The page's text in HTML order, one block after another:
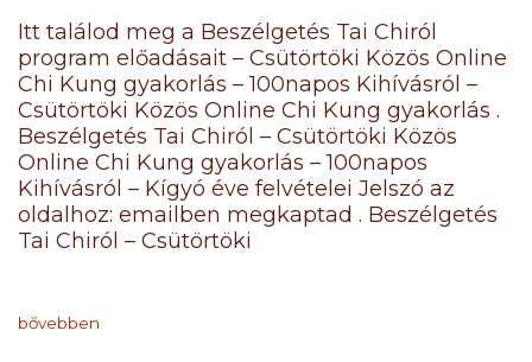
Itt találod meg a Beszélgetés Tai Chiról
program előadásait – Csütörtöki Közös Online
Chi Kung gyakorlás – 100napos Kihívásról –
Csütörtöki Közös Online Chi Kung gyakorlás .
Beszélgetés Tai Chiról – Csütörtöki Közös
Online Chi Kung gyakorlás – 100napos
Kihívásról – Kígyó éve felvételei Jelszó az
oldalhoz: emailben megkaptad . Beszélgetés
Tai Chiról – Csütörtöki
bővebben